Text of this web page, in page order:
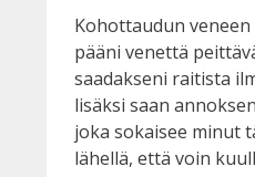
Kohottaudun
pääni venettä
saadakseni raitista
lisäksi saan
joka sokaisee minut
lähellä, että voin